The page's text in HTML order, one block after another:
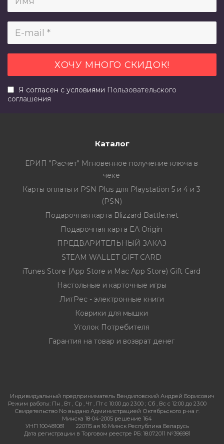
Я согласен с условиями Пользовательского
соглашения
Каталог
ЕРИП "Расчет" Мгновенное получение ключа в
чеке
Карты оплаты и PSN Plus для Playstation 5 и 4 и 3
(PSN)
Подарочная карта Blizzard Battle.net
Подарочная карта EA Origin
ПРЕДВАРИТЕЛЬНЫЙ ЗАКАЗ
STEAM WALLET GIFT CARD
iTunes Store (App Store и Mac App Store) Gift Card
Настольные и карточные игры
ЛитРес - электронные книги
Коврики для мышки
Уголок Потребителя
Гарантия на товар и возврат денег
Индивидуальный предприниматель Вендиловский Андрей Борисович
Режим работы: Пн , Вт , Ср , Чт , Пт c 10:00 до 23:00 ; Сб , Вс c 12:00 до 23:00
Свидетельство No выдано Администрацией Октябрьского р-на г.
Минска 18-04-2005 решение 164
УНП 100481081
220115 ая 16 Минск Республика Беларусь
Дата регистрации в Торговом реестре РБ: 18.07.2011 №396981